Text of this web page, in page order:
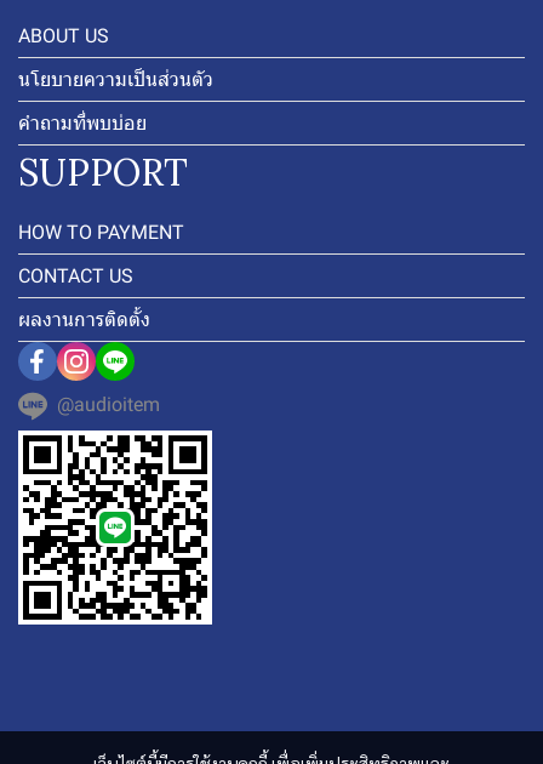
ABOUT US
นโยบายความเป็นส่วนตัว
คำถามที่พบบ่อย
SUPPORT
HOW TO PAYMENT
CONTACT US
ผลงานการติดตั้ง
@audioitem